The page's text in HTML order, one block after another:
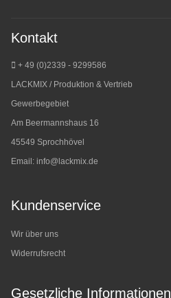
Kontakt
+ 49 (0)2339 - 9299586
LACKMIX / Produktion & Vertrieb
Gewerbegebiet
Am Beermannshaus 16
45549 Sprochhövel
Email: info@lackmix.de
Kundenservice
Wir über uns
Widerrufsrecht
Gesetzliche Informationen